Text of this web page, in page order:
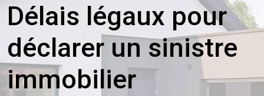
Délais légaux pour
déclarer un sinistre
immobilier